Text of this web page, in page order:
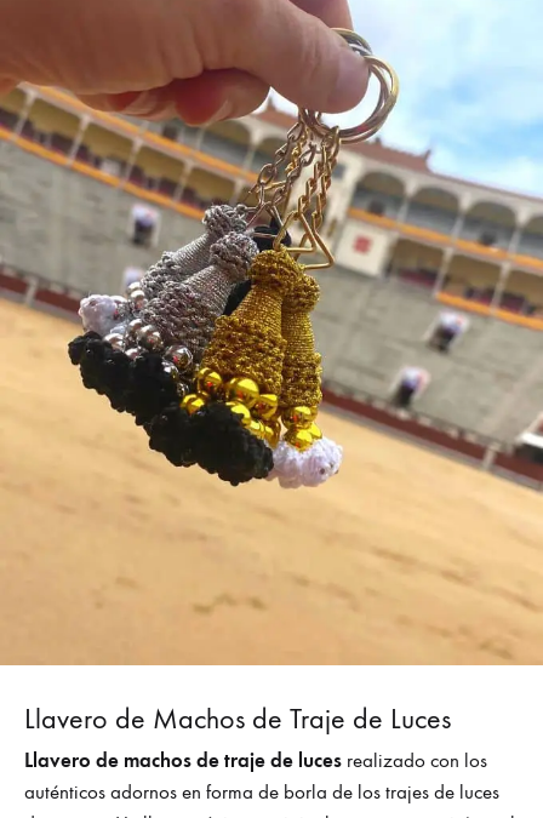
Llavero de Machos de Traje de Luces
Llavero de machos de traje de luces realizado con los
auténticos adornos en forma de borla de los trajes de luces